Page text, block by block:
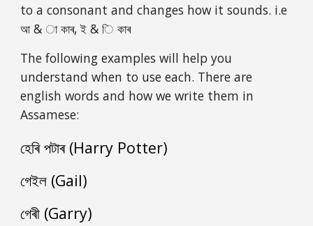
to a consonant and changes how it sounds. i.e
আ & া কাৰ, ই & ি কাৰ
The following examples will help you
understand when to use each. There are
english words and how we write them in
Assamese:
হেৰি পটাৰ (Harry Potter)
গেইল (Gail)
গেৰী (Garry)